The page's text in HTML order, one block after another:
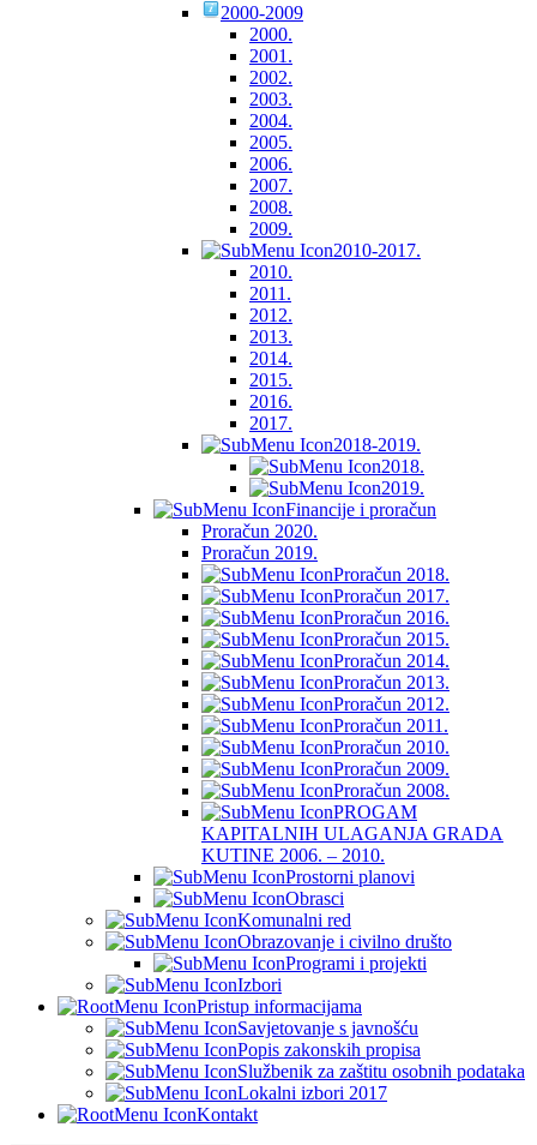
2000-2009
2000.
2001.
2002.
2003.
2004.
2005.
2006.
2007.
2008.
2009.
2010-2017.
2010.
2011.
2012.
2013.
2014.
2015.
2016.
2017.
2018-2019.
2018.
2019.
Financije i proračun
Proračun 2020.
Proračun 2019.
Proračun 2018.
Proračun 2017.
Proračun 2016.
Proračun 2015.
Proračun 2014.
Proračun 2013.
Proračun 2012.
Proračun 2011.
Proračun 2010.
Proračun 2009.
Proračun 2008.
PROGAM
KAPITALNIH ULAGANJA GRADA
KUTINE 2006. – 2010.
Prostorni planovi
Obrasci
Komunalni red
Obrazovanje i civilno društo
Programi i projekti
Izbori
Pristup informacijama
Savjetovanje s javnošću
Popis zakonskih propisa
Službenik za zaštitu osobnih podataka
Lokalni izbori 2017
Kontakt